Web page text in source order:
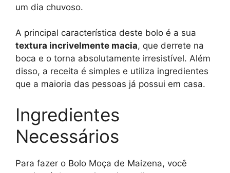
um dia chuvoso.
A principal característica deste bolo é a sua
textura incrivelmente macia, que derrete na
boca e o torna absolutamente irresistível. Além
disso, a receita é simples e utiliza ingredientes
que a maioria das pessoas já possui em casa.
Ingredientes
Necessários
Para fazer o Bolo Moça de Maizena, você